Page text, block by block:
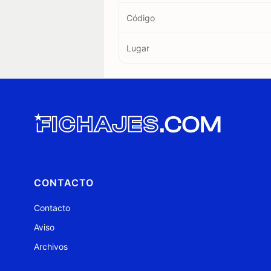
Código
Lugar
CONTACTO
Contacto
Aviso
Archivos